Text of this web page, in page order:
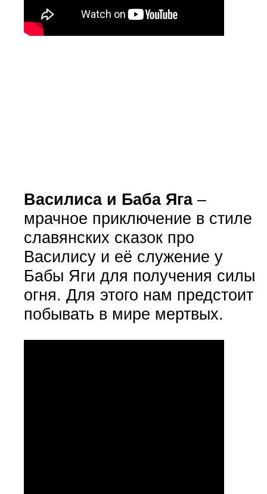
Василиса и Баба Яга–
мрачное приключение в стиле
славянских сказок про
Василису и её служение у
Бабы Яги для получения силы
огня. Для этого нам предстоит
побывать в мире мертвых.